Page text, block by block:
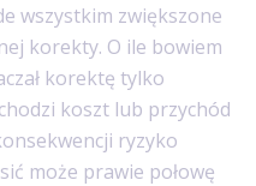
wszystkim zwiększone
korekty. O ile bowiem
korektę tylko
koszt lub przychód
ryzyko
może prawie połowę